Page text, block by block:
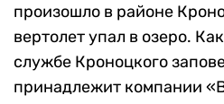
произошло в районе
вертолет упал в озеро.
службе Кроноцкого
принадлежит компании